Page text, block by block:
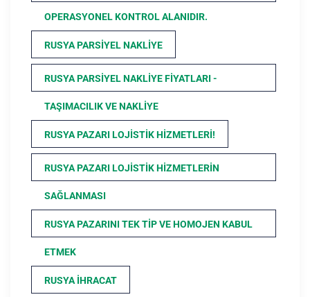
OPERASYONEL KONTROL ALANIDIR.
RUSYA PARSIYEL NAKLIYE
RUSYA PARSIYEL NAKLIYE FIYATLARI -
TAŞIMACILIK VE NAKLIYE
RUSYA PAZARI LOJISTIK HIZMETLERI!
RUSYA PAZARI LOJISTIK HIZMETLERIN
SAĞLANMASI
RUSYA PAZARINI TEK TIP VE HOMOJEN KABUL
ETMEK
RUSYA İHRACAT